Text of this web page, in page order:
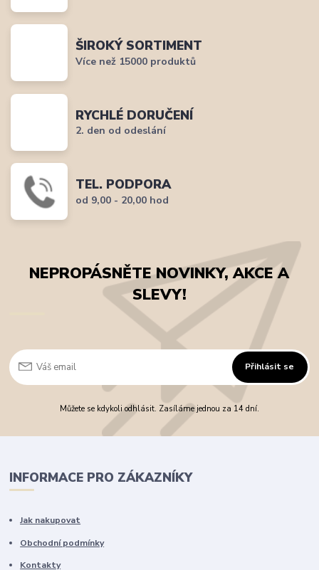
ŠIROKÝ SORTIMENT
Více než 15000 produktů
RYCHLÉ DORUČENÍ
2. den od odeslání
TEL. PODPORA
od 9,00 - 20,00 hod
NEPROPÁSNĚTE NOVINKY, AKCE A
SLEVY!
Přihlásit se
Můžete se kdykoli odhlásit. Zasíláme jednou za 14 dní.
INFORMACE PRO ZÁKAZNÍKY
Jak nakupovat
Obchodní podmínky
Kontakty